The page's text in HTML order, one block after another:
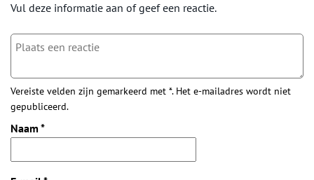
Vul deze informatie aan of geef een reactie.
Vereiste velden zijn gemarkeerd met *. Het e-mailadres wordt niet
gepubliceerd.
Naam *